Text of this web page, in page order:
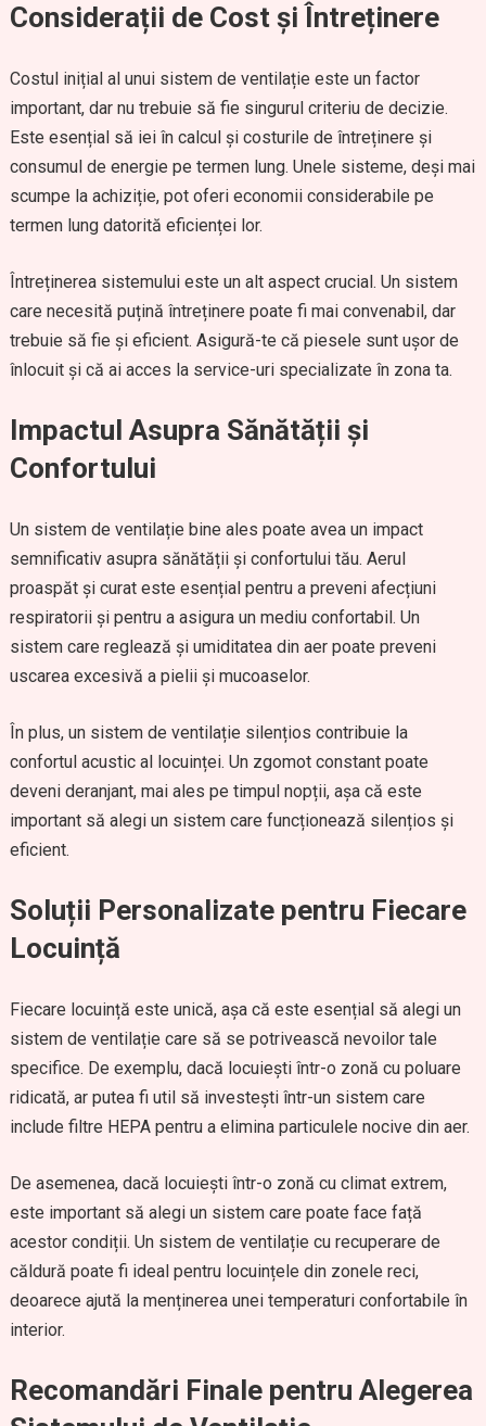
Considerații de Cost și Întreținere
Costul inițial al unui sistem de ventilație este un factor
important, dar nu trebuie să fie singurul criteriu de decizie.
Este esențial să iei în calcul și costurile de întreținere și
consumul de energie pe termen lung. Unele sisteme, deși mai
scumpe la achiziție, pot oferi economii considerabile pe
termen lung datorită eficienței lor.
Întreținerea sistemului este un alt aspect crucial. Un sistem
care necesită puțină întreținere poate fi mai convenabil, dar
trebuie să fie și eficient. Asigură-te că piesele sunt ușor de
înlocuit și că ai acces la service-uri specializate în zona ta.
Impactul Asupra Sănătății și
Confortului
Un sistem de ventilație bine ales poate avea un impact
semnificativ asupra sănătății și confortului tău. Aerul
proaspăt și curat este esențial pentru a preveni afecțiuni
respiratorii și pentru a asigura un mediu confortabil. Un
sistem care reglează și umiditatea din aer poate preveni
uscarea excesivă a pielii și mucoaselor.
În plus, un sistem de ventilație silențios contribuie la
confortul acustic al locuinței. Un zgomot constant poate
deveni deranjant, mai ales pe timpul nopții, așa că este
important să alegi un sistem care funcționează silențios și
eficient.
Soluții Personalizate pentru Fiecare
Locuință
Fiecare locuință este unică, așa că este esențial să alegi un
sistem de ventilație care să se potrivească nevoilor tale
specifice. De exemplu, dacă locuiești într-o zonă cu poluare
ridicată, ar putea fi util să investești într-un sistem care
include filtre HEPA pentru a elimina particulele nocive din aer.
De asemenea, dacă locuiești într-o zonă cu climat extrem,
este important să alegi un sistem care poate face față
acestor condiții. Un sistem de ventilație cu recuperare de
căldură poate fi ideal pentru locuințele din zonele reci,
deoarece ajută la menținerea unei temperaturi confortabile în
interior.
Recomandări Finale pentru Alegerea